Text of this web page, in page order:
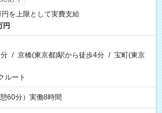
円を上限として実費支給
円
/ 京橋(東京都)駅から徒歩4分 / 宝町(東京
ルート
60分）実働8時間